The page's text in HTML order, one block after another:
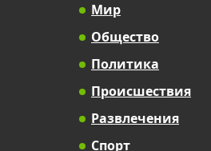
Мир
Общество
Политика
Происшествия
Развлечения
Спорт